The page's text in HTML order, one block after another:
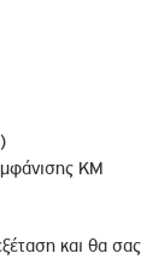
ΚΜ
και θα